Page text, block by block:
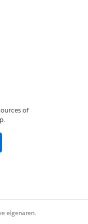
of
eigenaren.